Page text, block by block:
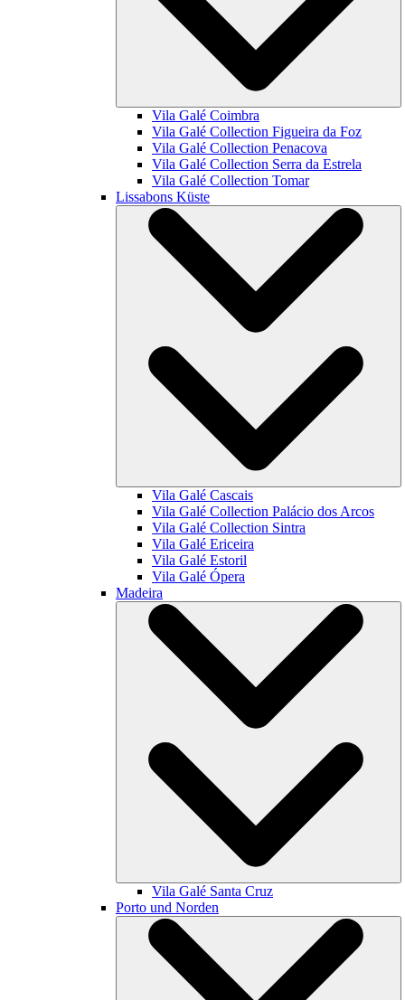
Vila Galé Coimbra
Vila Galé Collection Figueira da Foz
Vila Galé Collection Penacova
Vila Galé Collection Serra da Estrela
Vila Galé Collection Tomar
Lissabons Küste
Vila Galé Cascais
Vila Galé Collection Palácio dos Arcos
Vila Galé Collection Sintra
Vila Galé Ericeira
Vila Galé Estoril
Vila Galé Ópera
Madeira
Vila Galé Santa Cruz
Porto und Norden